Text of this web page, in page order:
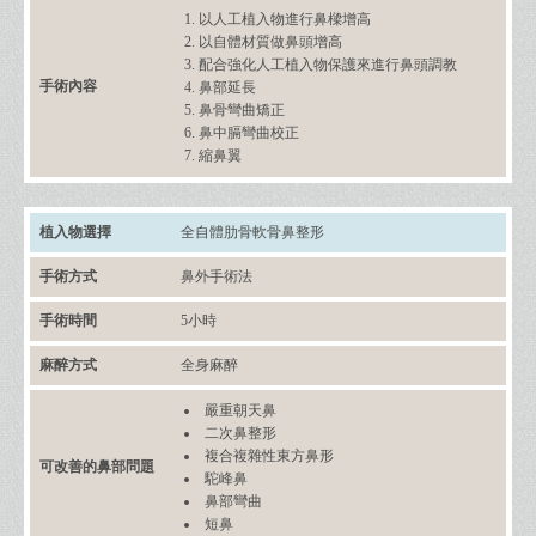
以人工植入物進行鼻樑增高
以自體材質做鼻頭增高
配合強化人工植入物保護來進行鼻頭調教
鼻部延長
鼻骨彎曲矯正
鼻中膈彎曲校正
縮鼻翼
全自體肋骨軟骨鼻整形
鼻外手術法
5小時
全身麻醉
嚴重朝天鼻
二次鼻整形
複合複雜性東方鼻形
駝峰鼻
鼻部彎曲
短鼻